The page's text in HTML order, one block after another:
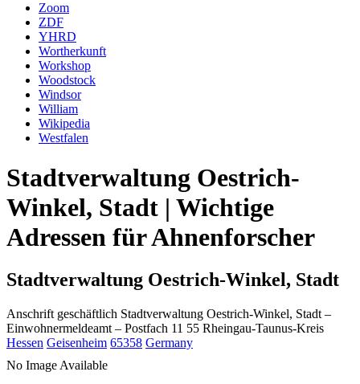
Zoom
ZDF
YHRD
Wortherkunft
Workshop
Woodstock
Windsor
William
Wikipedia
Westfalen
Stadtverwaltung Oestrich-
Winkel, Stadt | Wichtige
Adressen für Ahnenforscher
Stadtverwaltung Oestrich-Winkel, Stadt
Anschrift geschäftlich Stadtverwaltung Oestrich-Winkel, Stadt –
Einwohnermeldeamt – Postfach 11 55 Rheingau-Taunus-Kreis
Hessen Geisenheim 65358 Germany
No Image Available